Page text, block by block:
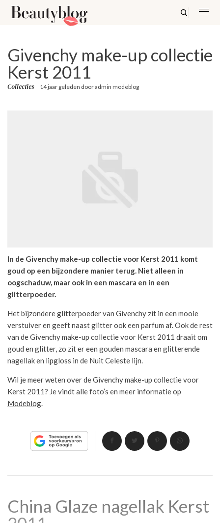
Givenchy make-up collectie
Kerst 2011
Collecties 14 jaar geleden dooradmin modeblog
In de Givenchy make-up collectie voor Kerst 2011 komt
goud op een bijzondere manier terug. Niet alleen in
oogschaduw, maar ook in een mascara en in een
glitterpoeder.
Het bijzondere glitterpoeder van Givenchy zit in een mooie
verstuiver en geeft naast glitter ook een parfum af. Ook de rest
van de Givenchy make-up collectie voor Kerst 2011 draait om
goud en glitter, zo zit er een gouden mascara en glitterende
nagellak en lipgloss in de Nuit Celeste lijn.
Wil je meer weten over de Givenchy make-up collectie voor
Kerst 2011? Je vindt alle foto’s en meer informatie op
Modeblog.
China Glaze nagellak Kerst